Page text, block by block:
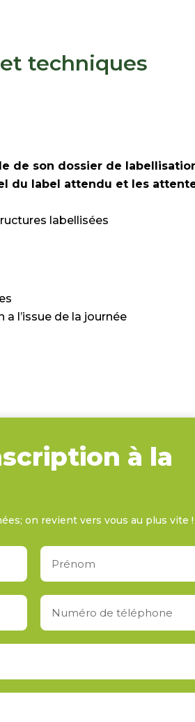
techniques
de son dossier de
du label attendu et les
labellisées
l’issue de la journée
à la
on revient vers vous au plus vite !